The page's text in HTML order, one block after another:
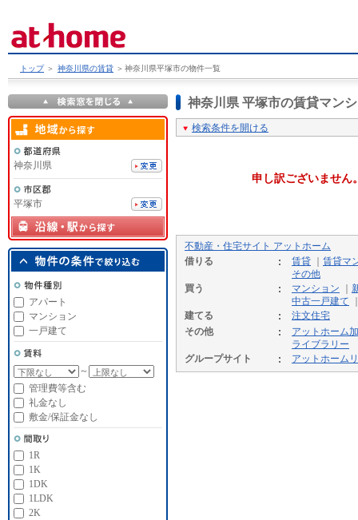
トップ ＞ 神奈川県の賃貸 ＞ 神奈川県平塚市の物件一覧
神奈川県 平塚市の賃貸マン
検索条件を開ける
申し訳ございません
不動産・住宅サイト アットホーム
借りる
賃貸
賃貸マ
その他
買う
マンション
中古一戸建て
建てる
注文住宅
その他
アットホーム
ライブラリー
グループサイト
アットホーム
神奈川県
平塚市
アパート
マンション
一戸建て
～
管理費等含む
礼金なし
敷金/保証金なし
1R
1K
1DK
1LDK
2K